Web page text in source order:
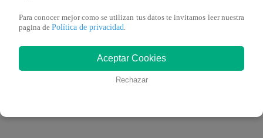
También te puede
Para conocer mejor como se utilizan tus datos te invitamos leer nuestra
pagina de Política de privacidad
Aceptar Cookies
Rechazar